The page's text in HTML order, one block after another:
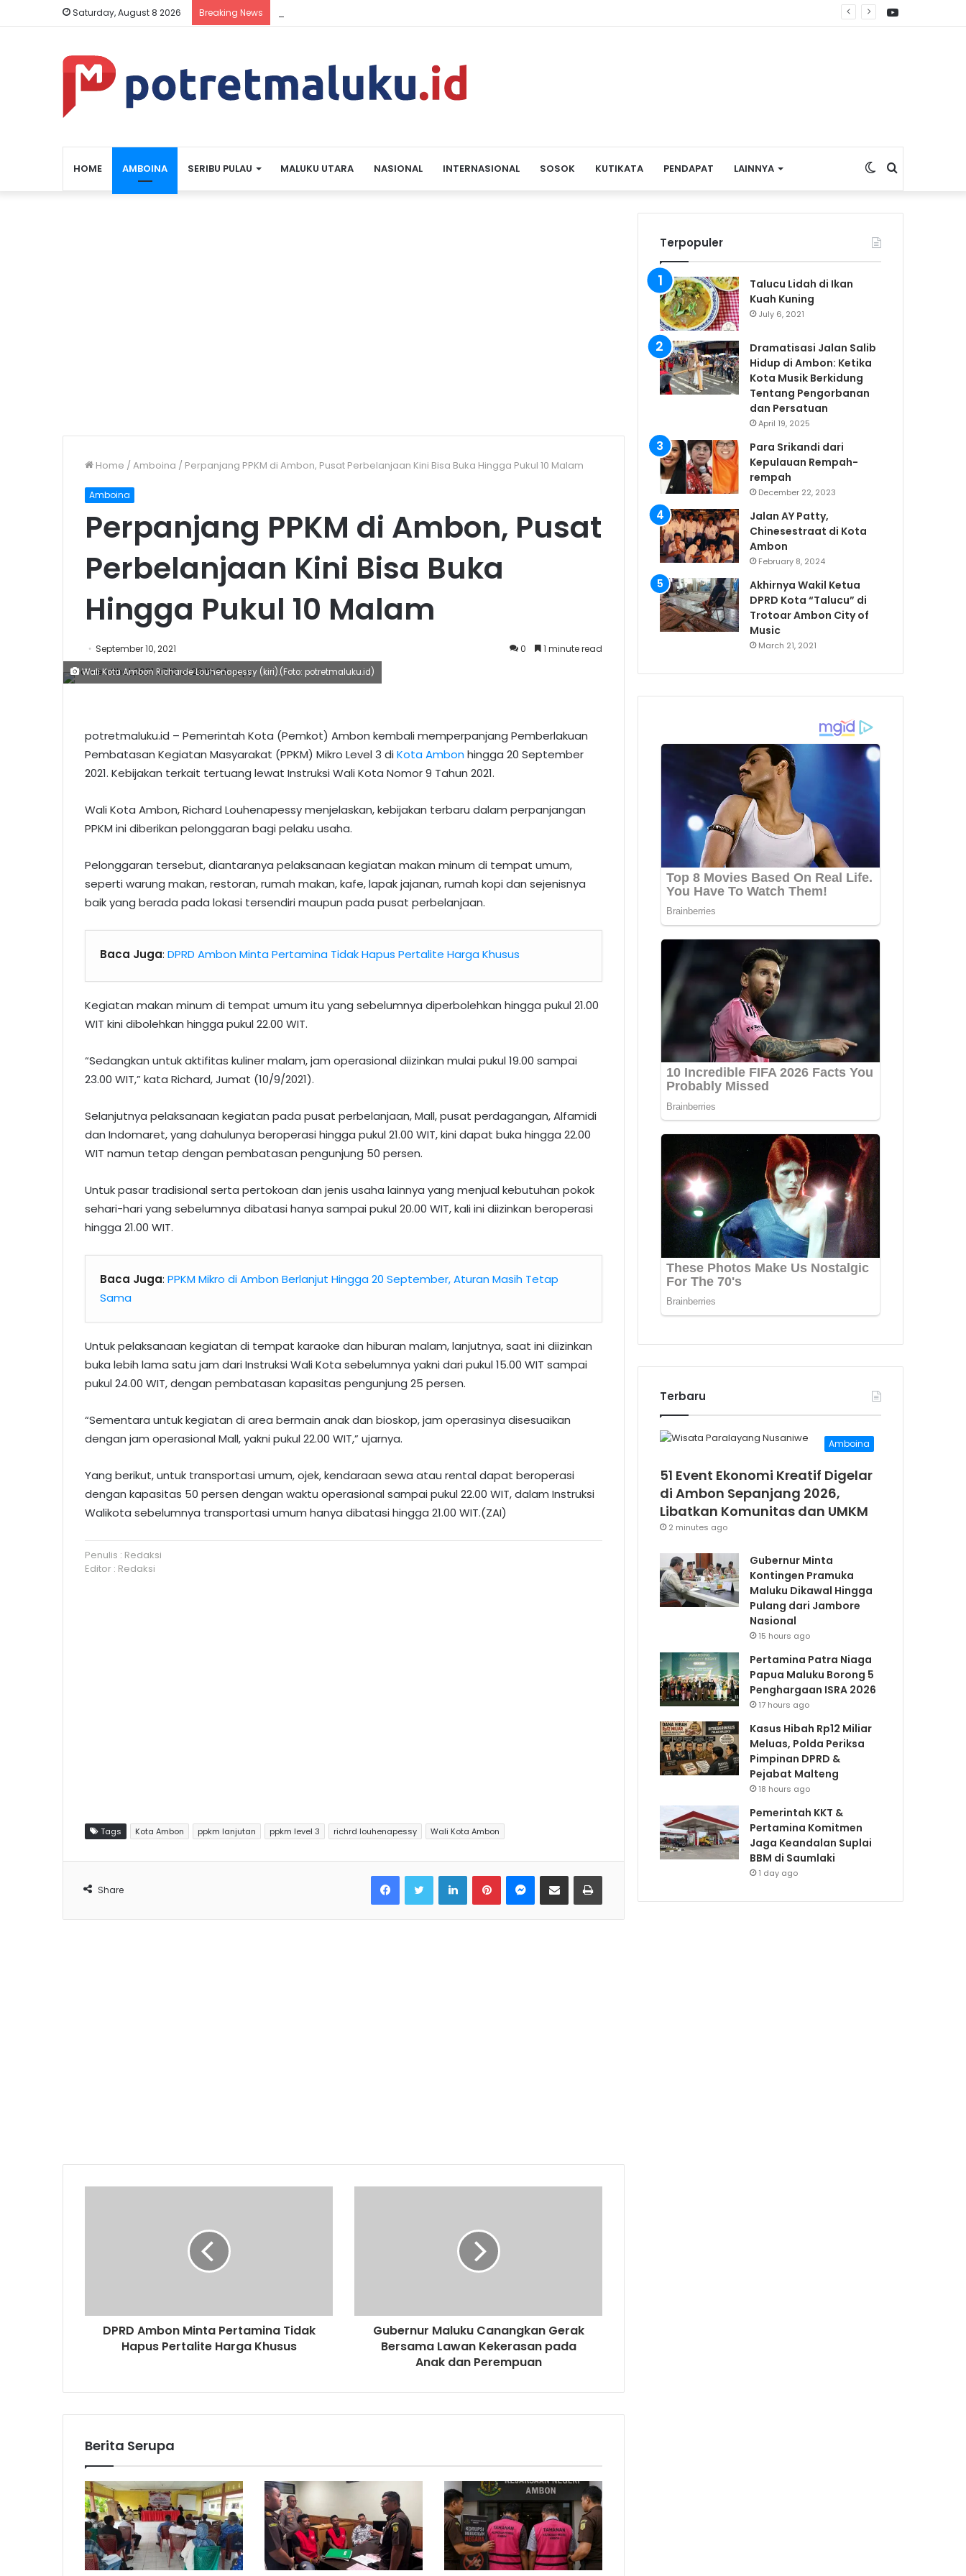
Saturday, August 8 2026 Breaking News
HOME AMBOINA SERIBU PULAU MALUKU UTARA NASIONAL INTERNASIONAL SOSOK KUTIKATA PENDAPAT LAINNYA Search
for
Switch
skin
Home /Amboina / Perpanjang PPKM di Ambon, Pusat Perbelanjaan Kini Bisa Buka Hingga Pukul 10 Malam
Amboina
Perpanjang PPKM di Ambon, Pusat
Perbelanjaan Kini Bisa Buka
Hingga Pukul 10 Malam
September 10, 2021 0 1 minute read
Wali Kota Ambon Richarde Louhenapessy (kiri).(Foto: potretmaluku.id)
potretmaluku.id – Pemerintah Kota (Pemkot) Ambon kembali memperpanjang Pemberlakuan
Pembatasan Kegiatan Masyarakat (PPKM) Mikro Level 3 diKota Ambonhingga 20 September
2021. Kebijakan terkait tertuang lewat Instruksi Wali Kota Nomor 9 Tahun 2021.
Wali Kota Ambon, Richard Louhenapessy menjelaskan, kebijakan terbaru dalam perpanjangan
PPKM ini diberikan pelonggaran bagi pelaku usaha.
Pelonggaran tersebut, diantaranya pelaksanaan kegiatan makan minum di tempat umum,
seperti warung makan, restoran, rumah makan, kafe, lapak jajanan, rumah kopi dan sejenisnya
baik yang berada pada lokasi tersendiri maupun pada pusat perbelanjaan.
Baca Juga: DPRD Ambon Minta Pertamina Tidak Hapus Pertalite Harga Khusus
Kegiatan makan minum di tempat umum itu yang sebelumnya diperbolehkan hingga pukul 21.00
WIT kini dibolehkan hingga pukul 22.00 WIT.
“Sedangkan untuk aktifitas kuliner malam, jam operasional diizinkan mulai pukul 19.00 sampai
23.00 WIT,” kata Richard, Jumat (10/9/2021).
Selanjutnya pelaksanaan kegiatan pada pusat perbelanjaan, Mall, pusat perdagangan, Alfamidi
dan Indomaret, yang dahulunya beroperasi hingga pukul 21.00 WIT, kini dapat buka hingga 22.00
WIT namun tetap dengan pembatasan pengunjung 50 persen.
Untuk pasar tradisional serta pertokoan dan jenis usaha lainnya yang menjual kebutuhan pokok
sehari-hari yang sebelumnya dibatasi hanya sampai pukul 20.00 WIT, kali ini diizinkan beroperasi
hingga 21.00 WIT.
Baca Juga: PPKM Mikro di Ambon Berlanjut Hingga 20 September, Aturan Masih Tetap
Sama
Untuk pelaksanaan kegiatan di tempat karaoke dan hiburan malam, lanjutnya, saat ini diizinkan
buka lebih lama satu jam dari Instruksi Wali Kota sebelumnya yakni dari pukul 15.00 WIT sampai
pukul 24.00 WIT, dengan pembatasan kapasitas pengunjung 25 persen.
“Sementara untuk kegiatan di area bermain anak dan bioskop, jam operasinya disesuaikan
dengan jam operasional Mall, yakni pukul 22.00 WIT,” ujarnya.
Yang berikut, untuk transportasi umum, ojek, kendaraan sewa atau rental dapat beroperasi
dengan kapasitas 50 persen dengan waktu operasional sampai pukul 22.00 WIT, dalam Instruksi
Walikota sebelumnya transportasi umum hanya dibatasi hingga 21.00 WIT.(ZAI)
Penulis : Redaksi
Editor : Redaksi
Tags Kota Ambon ppkm lanjutan ppkm level 3 richrd louhenapessy Wali Kota Ambon
Share
LinkedIn
DPRD Ambon Minta Pertamina Tidak
Hapus Pertalite Harga Khusus
Gubernur Maluku Canangkan Gerak
Bersama Lawan Kekerasan pada
Anak dan Perempuan
Berita Serupa
Terpopuler
Talucu Lidah di Ikan
Kuah Kuning
July 6, 2021
Dramatisasi Jalan Salib
Hidup di Ambon: Ketika
Kota Musik Berkidung
Tentang Pengorbanan
dan Persatuan
April 19, 2025
Para Srikandi dari
Kepulauan Rempah-
rempah
December 22, 2023
Jalan AY Patty,
Chinesestraat di Kota
Ambon
February 8, 2024
Akhirnya Wakil Ketua
DPRD Kota “Talucu” di
Trotoar Ambon City of
Music
March 21, 2021
Terbaru
Amboina
51 Event Ekonomi Kreatif Digelar
di Ambon Sepanjang 2026,
Libatkan Komunitas dan UMKM
2 minutes ago
Gubernur Minta
Kontingen Pramuka
Maluku Dikawal Hingga
Pulang dari Jambore
Nasional
15 hours ago
Pertamina Patra Niaga
Papua Maluku Borong 5
Penghargaan ISRA 2026
17 hours ago
Kasus Hibah Rp12 Miliar
Meluas, Polda Periksa
Pimpinan DPRD &
Pejabat Malteng
18 hours ago
Pemerintah KKT &
Pertamina Komitmen
Jaga Keandalan Suplai
BBM di Saumlaki
1 day ago